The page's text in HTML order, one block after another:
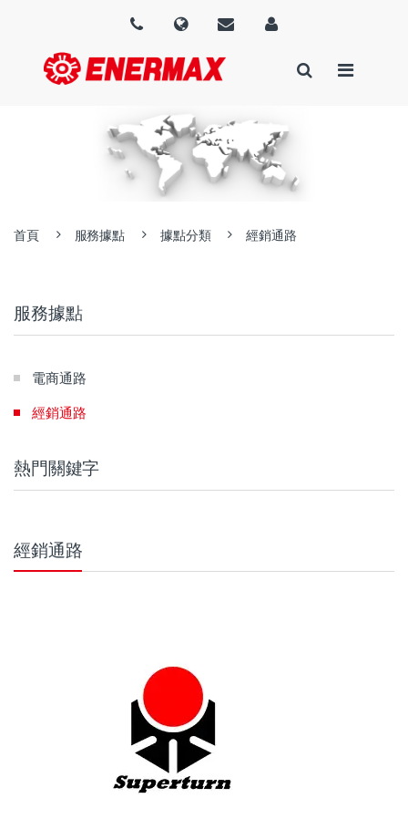
首頁 服務據點 據點分類 經銷通路
服務據點
電商通路
經銷通路
熱門關鍵字
經銷通路